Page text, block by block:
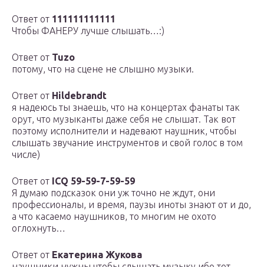
Ответ от 111111111111
Чтобы ФАНЕРУ лучше слышать…:)
Ответ от Tuzo
потому, что на сцене не слышно музыки.
Ответ от Hildebrandt
я надеюсь ты знаешь, что на концертах фанаты так
орут, что музыканты даже себя не слышат. Так вот
поэтому исполнители и надевают наушник, чтобы
слышать звучание инструментов и свой голос в том
числе)
Ответ от ICQ 59-59-7-59-59
Я думаю подсказок они уж точно не ждут, они
профессионалы, и время, паузы иноты знают от и до,
а что касаемо наушников, то многим не охото
оглохнуть…
Ответ от Екатерина Жукова